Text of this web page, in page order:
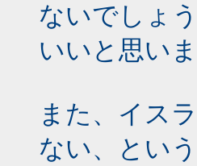
ないでしょ
いいと思いま
また、イス
ない、とい